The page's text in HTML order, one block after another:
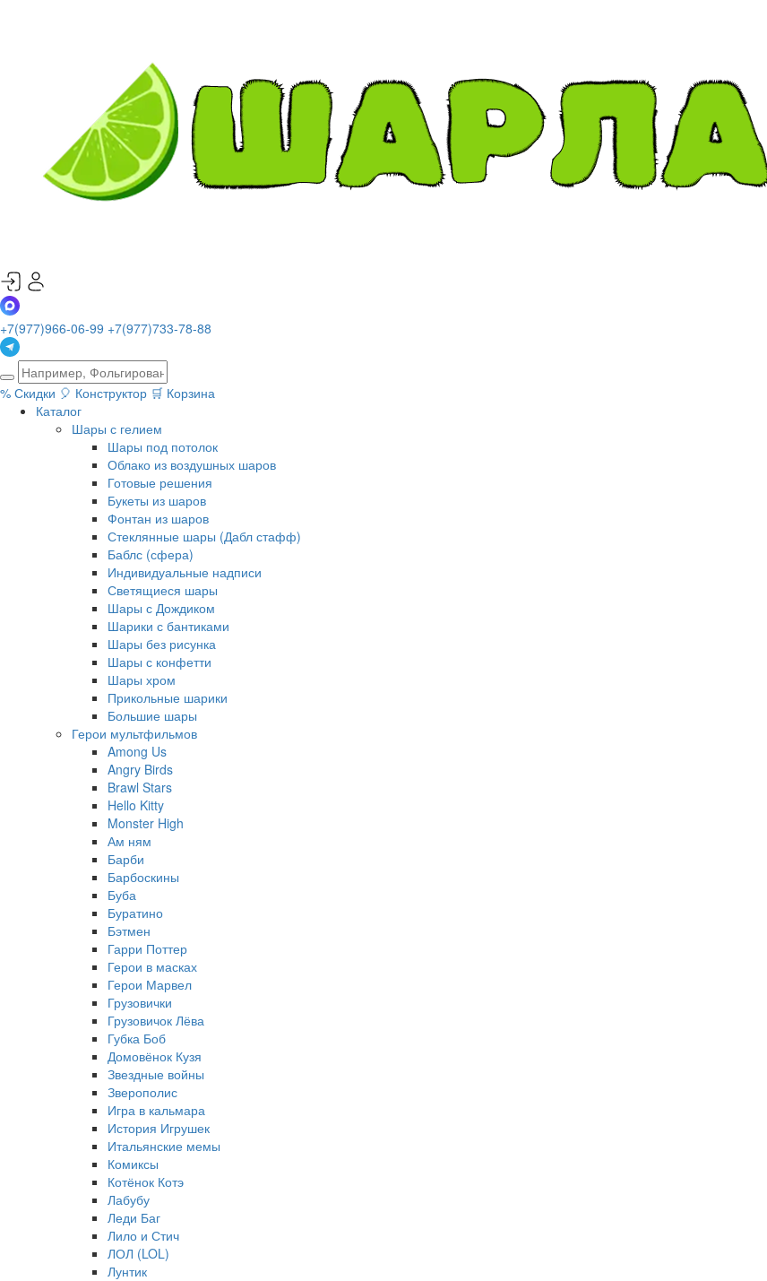
+7(977)966-06-99 +7(977)733-78-88
% Скидки 🎈 Конструктор 🛒 Корзина
Каталог
Шары с гелием
Шары под потолок
Облако из воздушных шаров
Готовые решения
Букеты из шаров
Фонтан из шаров
Стеклянные шары (Дабл стафф)
Баблс (сфера)
Индивидуальные надписи
Светящиеся шары
Шары с Дождиком
Шарики с бантиками
Шары без рисунка
Шары с конфетти
Шары хром
Прикольные шарики
Большие шары
Герои мультфильмов
Among Us
Angry Birds
Brawl Stars
Hello Kitty
Monster High
Ам ням
Барби
Барбоскины
Буба
Буратино
Бэтмен
Гарри Поттер
Герои в масках
Герои Марвел
Грузовички
Грузовичок Лёва
Губка Боб
Домовёнок Кузя
Звездные войны
Зверополис
Игра в кальмара
История Игрушек
Итальянские мемы
Комиксы
Котёнок Котэ
Лабубу
Леди Баг
Лило и Стич
ЛОЛ (LOL)
Лунтик